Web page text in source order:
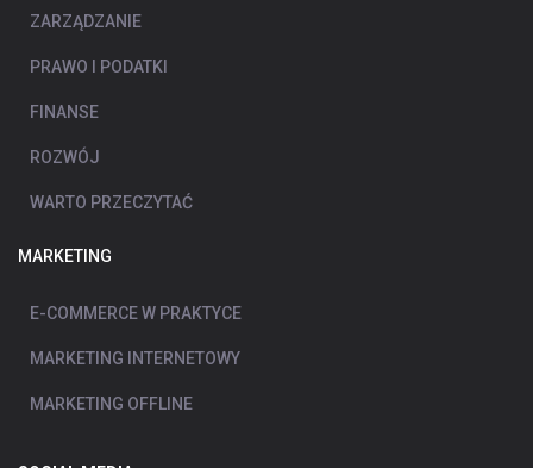
ZARZĄDZANIE
PRAWO I PODATKI
FINANSE
ROZWÓJ
WARTO PRZECZYTAĆ
MARKETING
E-COMMERCE W PRAKTYCE
MARKETING INTERNETOWY
MARKETING OFFLINE